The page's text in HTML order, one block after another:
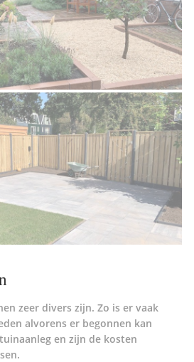
zeer divers zijn. Zo is er vaak
alvorens er begonnen kan
en zijn de kosten